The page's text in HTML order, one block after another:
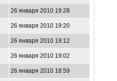
26 января 2010 19:28
26 января 2010 19:20
26 января 2010 19:12
26 января 2010 19:02
26 января 2010 18:59